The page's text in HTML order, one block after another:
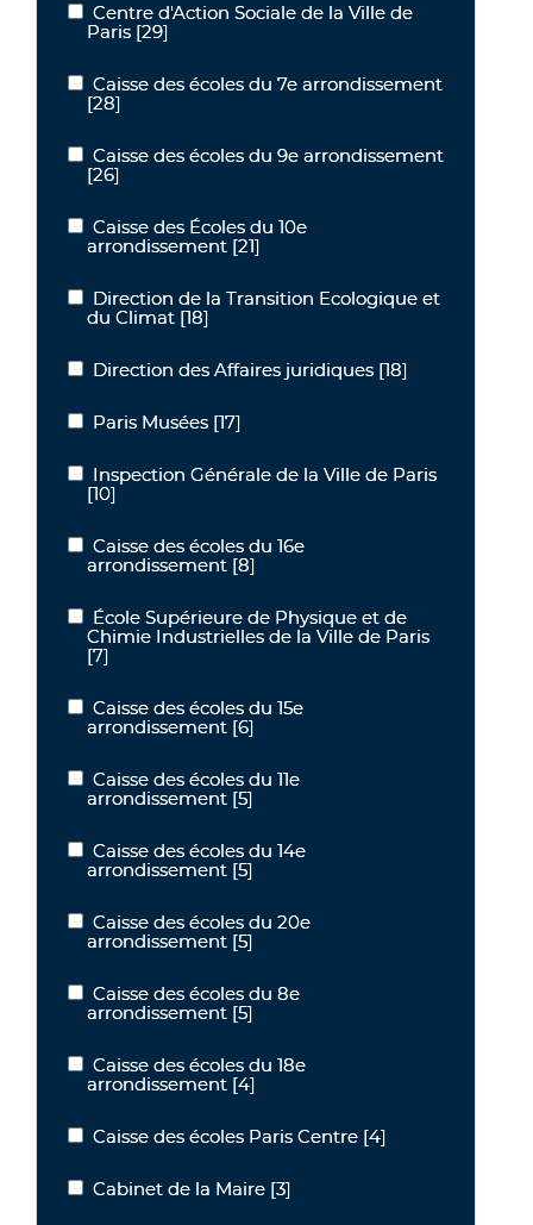
Centre d'Action Sociale de la Ville de Paris
Centre d'Action Sociale de la Ville de
Paris [29]
Caisse des écoles du 7e arrondissement
Caisse des écoles du 7e arrondissement
[28]
Caisse des écoles du 9e arrondissement
Caisse des écoles du 9e arrondissement
[26]
Caisse des Écoles du 10e arrondissement
Caisse des Écoles du 10e
arrondissement [21]
Direction de la Transition Ecologique et du Climat
Direction de la Transition Ecologique et
du Climat [18]
Direction des Affaires juridiques
Direction des Affaires juridiques [18]
Paris Musées
Paris Musées [17]
Inspection Générale de la Ville de Paris
Inspection Générale de la Ville de Paris
[10]
Caisse des écoles du 16e arrondissement
Caisse des écoles du 16e
arrondissement [8]
École Supérieure de Physique et de Chimie Industrielles de la
École Supérieure de Physique et de
Chimie Industrielles de la Ville de Paris
[7]
Caisse des écoles du 15e arrondissement
Caisse des écoles du 15e
arrondissement [6]
Caisse des écoles du 11e arrondissement
Caisse des écoles du 11e
arrondissement [5]
Caisse des écoles du 14e arrondissement
Caisse des écoles du 14e
arrondissement [5]
Caisse des écoles du 20e arrondissement
Caisse des écoles du 20e
arrondissement [5]
Caisse des écoles du 8e arrondissement
Caisse des écoles du 8e
arrondissement [5]
Caisse des écoles du 18e arrondissement
Caisse des écoles du 18e
arrondissement [4]
Caisse des écoles Paris Centre
Caisse des écoles Paris Centre [4]
Cabinet de la Maire
Cabinet de la Maire [3]